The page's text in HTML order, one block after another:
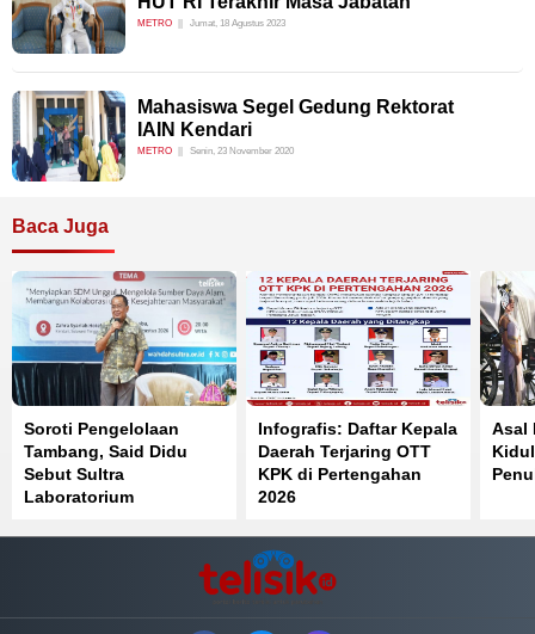
METRO Jumat, 18 Agustus 2023
Mahasiswa Segel Gedung Rektorat
IAIN Kendari
METRO Senin, 23 November 2020
Baca Juga
Soroti Pengelolaan
Tambang, Said Didu
Sebut Sultra
Laboratorium
UUD 1945
Infografis: Daftar Kepala
Daerah Terjaring OTT
KPK di Pertengahan
2026
Asal